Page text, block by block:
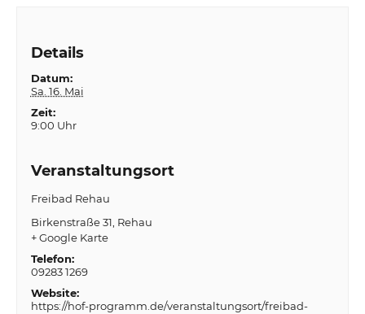
Details
Datum:
Sa. 16. Mai
Zeit:
9:00 Uhr
Veranstaltungsort
Freibad Rehau
Birkenstraße 31 Rehau
+ Google Karte
Telefon:
09283 1269
Website:
https://hof-programm.de/veranstaltungsort/freibad-